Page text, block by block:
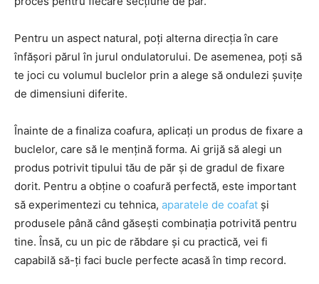
Pentru un aspect natural, poți alterna direcția în care
înfășori părul în jurul ondulatorului. De asemenea, poți să
te joci cu volumul buclelor prin a alege să ondulezi șuvițe
de dimensiuni diferite.
Înainte de a finaliza coafura, aplicați un produs de fixare a
buclelor, care să le mențină forma. Ai grijă să alegi un
produs potrivit tipului tău de păr și de gradul de fixare
dorit. Pentru a obține o coafură perfectă, este important
să experimentezi cu tehnica, aparatele de coafat și
produsele până când găsești combinația potrivită pentru
tine. Însă, cu un pic de răbdare și cu practică, vei fi
capabilă să-ți faci bucle perfecte acasă în timp record.